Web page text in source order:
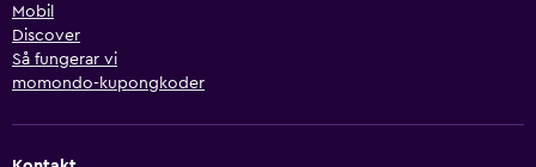
Mobil
Discover
Så fungerar vi
momondo-kupongkoder